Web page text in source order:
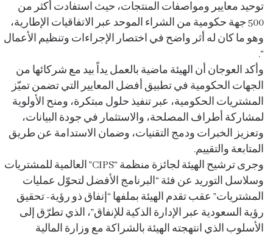
توحيد معايير ومواصفات المنتجات، حيث استفادت أكثر من
500 جهة حكومية من الشراء الموحد عبر الاتفاقيات الإطارية،
وهو ما كان له أثر واضح في اختصار الإجراءات وتنظيم الأعمال
“.
وأكد العوجان أن الهيئة ماضية بالعمل يداً بيد مع شركائها من
الجهات الحكومية في تطبيق أفضل المعايير التي تضمن تميّز
المشتريات الحكومية، عبر تنفيذ حلول مبتكرة، ومنح الأولوية
لمشاركة أطراف المصلحة، والاستثمار في جودة البيانات،
وتعزيز الخبرات ودمج التقنيات، وضمان الاستدامة عن طريق
المتابعة والتقييم.
وجرى ترشيح الهيئة لجائزة منظمة “CIPS” العالمية للمشتريات
وسلاسل التوريد عن فئة “البرنامج الأفضل لتحوّل عمليات
المشتريات” عقب تقدم الهيئة بملفها “إنفاق ذو رؤية- تحقيق
رؤية السعودية عبر الإدارة الذكية للإنفاق”، الذي تطرّق إلى
الأسلوب الذي انتهجته الهيئة بالشراكة مع وزارة المالية